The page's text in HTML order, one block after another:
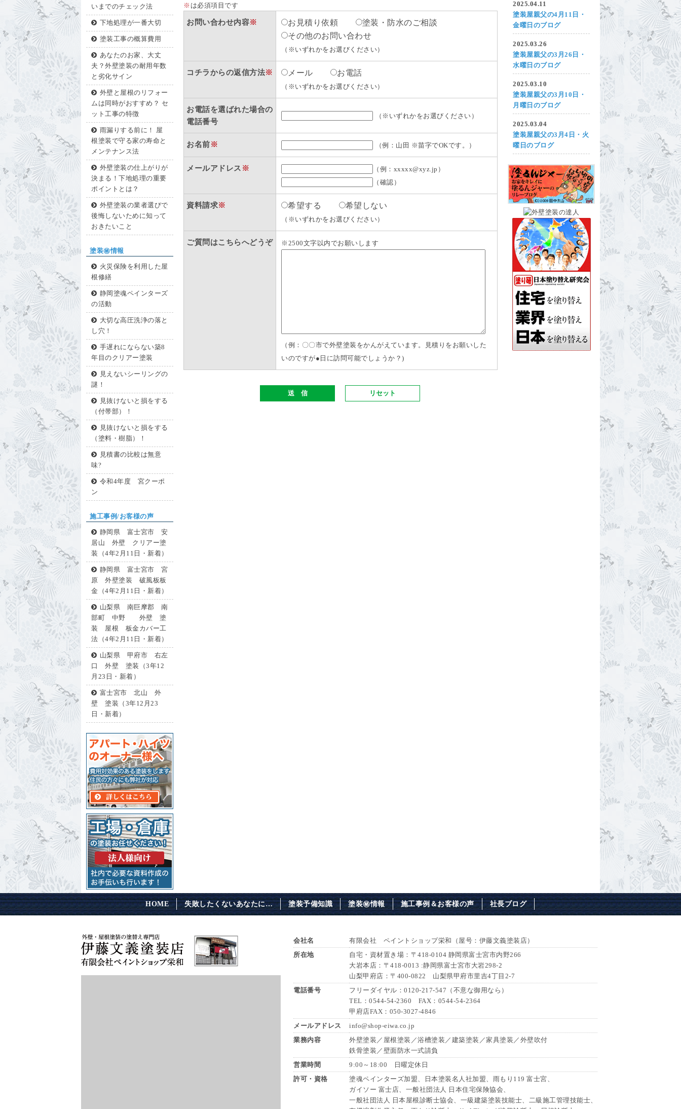
いまでのチェック法
下地処理が一番大切
塗装工事の概算費用
あなたのお家、大丈
夫？外壁塗装の耐用年数
と劣化サイン
外壁と屋根のリフォー
ムは同時がおすすめ？ セ
ット工事の特徴
雨漏りする前に！ 屋
根塗装で守る家の寿命と
メンテナンス法
外壁塗装の仕上がりが
決まる！下地処理の重要
ポイントとは？
外壁塗装の業者選びで
後悔しないために知って
おきたいこと
塗装㊙情報
火災保険を利用した屋
根修繕
静岡塗魂ペインターズ
の活動
大切な高圧洗浄の落と
し穴！
手遅れにならない築8
年目のクリアー塗装
見えないシーリングの
謎！
見抜けないと損をする
（付帯部）！
見抜けないと損をする
（塗料・樹脂）！
見積書の比較は無意
味?
令和4年度 宮クーポ
ン
施工事例/お客様の声
静岡県 富士宮市 安
居山 外壁 クリアー塗
装（4年2月11日・新着）
静岡県 富士宮市 宮
原 外壁塗装 破風板板
金（4年2月11日・新着）
山梨県 南巨摩郡 南
部町 中野 外壁 塗
装 屋根 板金カバー工
法（4年2月11日・新着）
山梨県 甲府市 右左
口 外壁 塗装（3年12
月23日・新着）
富士宮市 北山 外
壁 塗装（3年12月23
日・新着）
※ は必須項目です
お問い合わせ内容※ お見積り依頼
塗装・防水のご相談
その他のお問い合わせ
（※いずれかをお選びください）
コチラからの返信方法※ メール お電話
（※いずれかをお選びください）
お電話を選ばれた場合の
電話番号
（※いずれかをお選びください）
お名前※ （例：山田 ※苗字でOKです。）
メールアドレス ※
（例：xxxxx@xyz.jp）
（確認）
資料請求※ 希望する 希望しない
（※いずれかをお選びください）
ご質問はこちらへどうぞ ※2500文字以内でお願いします
（例：〇〇市で外壁塗装をかんがえています。見積りをお願いした
いのですが●日に訪問可能でしょうか？)
2025.04.11
塗装屋親父の4月11日・
金曜日のブログ
2025.03.26
塗装屋親父の3月26日・
水曜日のブログ
2025.03.10
塗装屋親父の3月10日・
月曜日のブログ
2025.03.04
塗装屋親父の3月4日・火
曜日のブログ
HOME 失敗したくないあなたに… 塗装予備知識 塗装㊙情報 施工事例＆お客様の声 社長ブログ
会社名
有限会社 ペイントショップ栄和（屋号：伊藤文義塗装店）
所在地
自宅・資材置き場：〒418-0104 静岡県富士宮市内野266
大岩本店：〒418-0013 :静岡県富士宮市大岩298-2
山梨甲府店：〒400-0822 山梨県甲府市里吉4丁目2-7
電話番号
フリーダイヤル：0120-217-547（不意な御用なら）
TEL：0544-54-2360 FAX：0544-54-2364
甲府店FAX：050-3027-4846
メールアドレス
info@shop-eiwa.co.jp
業務内容
外壁塗装／屋根塗装／浴槽塗装／建築塗装／家具塗装／外壁吹付
鉄骨塗装／壁面防水一式請負
営業時間
9:00～18:00 日曜定休日
許可・資格
塗魂ペインターズ加盟、日本塗装名人社加盟、雨もり119 富士宮、
ガイソー 富士店、一般社団法人 日本住宅保険協会、
一般社団法人 日本屋根診断士協会、一級建築塗装技能士、二級施工管理技能士、